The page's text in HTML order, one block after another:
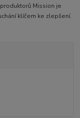
Mission je
klíčem ke zlepšení.